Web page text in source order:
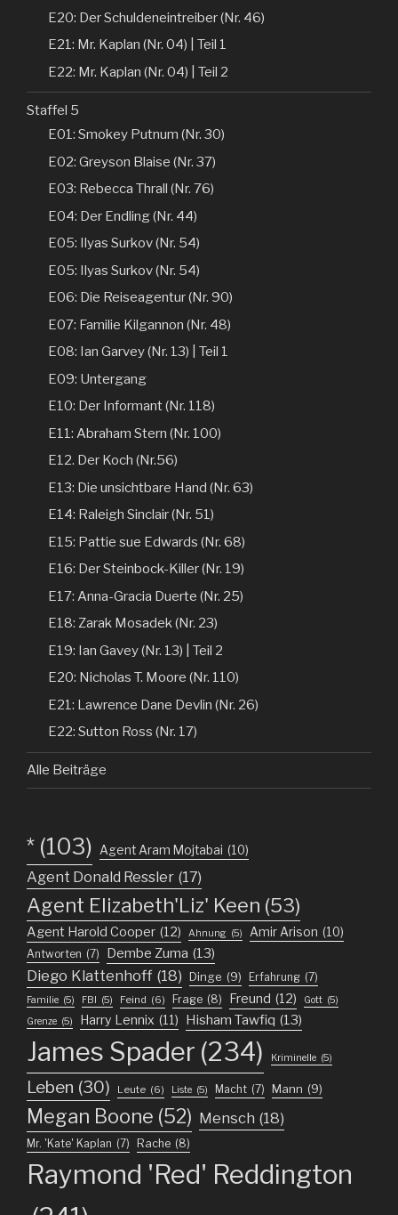
E20: Der Schuldeneintreiber (Nr. 46)
E21: Mr. Kaplan (Nr. 04) | Teil 1
E22: Mr. Kaplan (Nr. 04) | Teil 2
Staffel 5
E01: Smokey Putnum (Nr. 30)
E02: Greyson Blaise (Nr. 37)
E03: Rebecca Thrall (Nr. 76)
E04: Der Endling (Nr. 44)
E05: Ilyas Surkov (Nr. 54)
E05: Ilyas Surkov (Nr. 54)
E06: Die Reiseagentur (Nr. 90)
E07: Familie Kilgannon (Nr. 48)
E08: Ian Garvey (Nr. 13) | Teil 1
E09: Untergang
E10: Der Informant (Nr. 118)
E11: Abraham Stern (Nr. 100)
E12. Der Koch (Nr.56)
E13: Die unsichtbare Hand (Nr. 63)
E14: Raleigh Sinclair (Nr. 51)
E15: Pattie sue Edwards (Nr. 68)
E16: Der Steinbock-Killer (Nr. 19)
E17: Anna-Gracia Duerte (Nr. 25)
E18: Zarak Mosadek (Nr. 23)
E19: Ian Gavey (Nr. 13) | Teil 2
E20: Nicholas T. Moore (Nr. 110)
E21: Lawrence Dane Devlin (Nr. 26)
E22: Sutton Ross (Nr. 17)
Alle Beiträge
* (103) Agent Aram Mojtabai (10)
Agent Donald Ressler (17)
Agent Elizabeth'Liz' Keen (53)
Agent Harold Cooper (12) Ahnung (5) Amir Arison (10)
Antworten (7) Dembe Zuma (13)
Diego Klattenhoff (18) Dinge (9) Erfahrung (7)
Familie (5) FBI (5) Feind (6) Frage (8) Freund (12) Gott (5)
Grenze (5) Harry Lennix (11) Hisham Tawfiq (13)
James Spader (234) Kriminelle (5)
Leben (30) Leute (6) Liste (5) Macht (7) Mann (9)
Megan Boone (52) Mensch (18)
Mr. 'Kate' Kaplan (7) Rache (8)
Raymond 'Red' Reddington